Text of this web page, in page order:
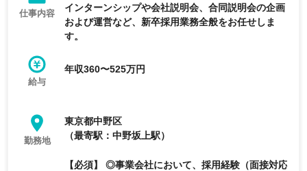
仕事内容
インターンシップや会社説明会、合同説明会の企画
および運営など、新卒採用業務全般をお任せしま
す。
給与
年収360〜525万円
勤務地
東京都中野区
（最寄駅：中野坂上駅）
【必須】 ◎事業会社において、採用経験（面接対応